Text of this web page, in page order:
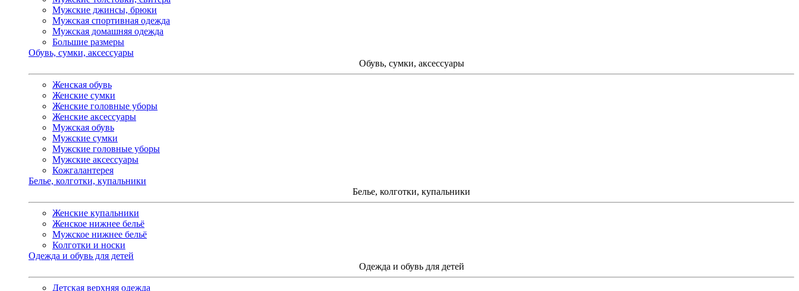
Мужские джинсы, брюки
Мужская спортивная одежда
Мужская домашняя одежда
Большие размеры
Обувь, сумки, аксессуары
Обувь, сумки, аксессуары
Женская обувь
Женские сумки
Женские головные уборы
Женские аксессуары
Мужская обувь
Мужские сумки
Мужские головные уборы
Мужские аксессуары
Кожгалантерея
Белье, колготки, купальники
Белье, колготки, купальники
Женские купальники
Женское нижнее бельё
Мужское нижнее бельё
Колготки и носки
Одежда и обувь для детей
Одежда и обувь для детей
Детская верхняя одежда